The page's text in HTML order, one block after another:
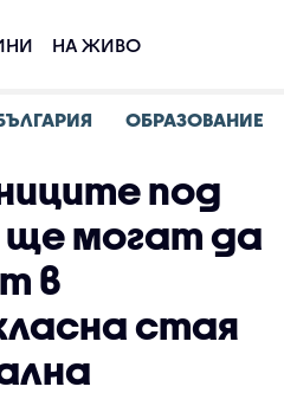
НА ЖИВО
ОБРАЗОВАНИЕ
под
могат да
в
стая